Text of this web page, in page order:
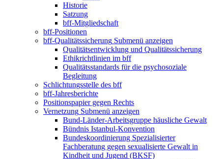
Historie
Satzung
bff-Mitgliedschaft
bff-Positionen
bff-Qualitätssicherung Submenü anzeigen
Qualitätsentwicklung und Qualitätssicherung
Ethikrichtlinien im bff
Qualitätsstandards für die psychosoziale
Begleitung
Schlichtungsstelle des bff
bff-Jahresberichte
Positionspapier gegen Rechts
Vernetzung Submenü anzeigen
Bund-Länder-Arbeitsgruppe häusliche Gewalt
Bündnis Istanbul-Konvention
Bundeskoordinierung Spezialisierter
Fachberatung gegen sexualisierte Gewalt in
Kindheit und Jugend (BKSF)